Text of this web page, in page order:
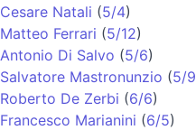
Cesare Natali (5/4)
Matteo Ferrari (5/12)
Antonio Di Salvo (5/6)
Salvatore Mastronunzio (5/9
Roberto De Zerbi (6/6)
Francesco Marianini (6/5)